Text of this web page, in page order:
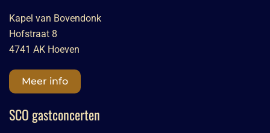
Kapel van Bovendonk
Hofstraat 8
4741 AK Hoeven
Meer info
SCO gastconcerten